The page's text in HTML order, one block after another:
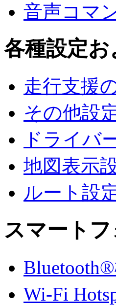
音声コマ
各種設定
走行支援
その他設
ドライバ
地図表示
ルート設
スマート
Wi-Fi